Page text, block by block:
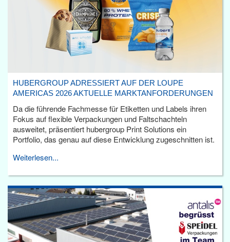
HUBERGROUP ADRESSIERT AUF DER LOUPE
AMERICAS 2026 AKTUELLE MARKTANFORDERUNGEN
Da die führende Fachmesse für Etiketten und Labels ihren
Fokus auf flexible Verpackungen und Faltschachteln
ausweitet, präsentiert hubergroup Print Solutions ein
Portfolio, das genau auf diese Entwicklung zugeschnitten ist.
Weiterlesen...